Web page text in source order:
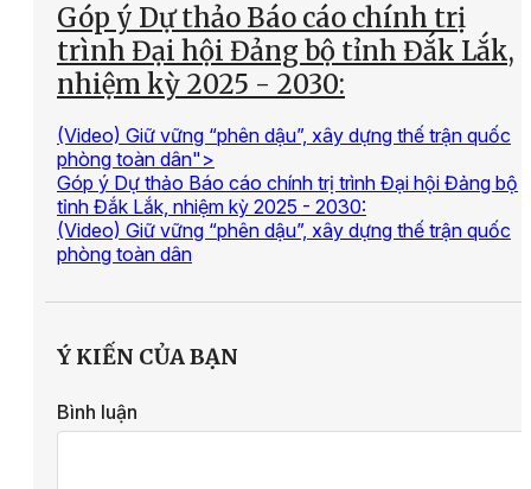
Góp ý Dự thảo Báo cáo chính trị
trình Đại hội Đảng bộ tỉnh Đắk Lắk,
nhiệm kỳ 2025 - 2030:
(Video) Giữ vững “phên dậu”, xây dựng thế trận quốc
phòng toàn dân">
Góp ý Dự thảo Báo cáo chính trị trình Đại hội Đảng bộ
tỉnh Đắk Lắk, nhiệm kỳ 2025 - 2030:
(Video) Giữ vững “phên dậu”, xây dựng thế trận quốc
phòng toàn dân
Ý KIẾN CỦA BẠN
Bình luận